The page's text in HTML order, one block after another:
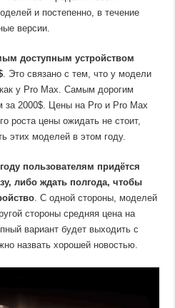
и постепенно, в течение
версии.
доступным устройством
. Это связано с тем, что у модели
у Pro Max. Самым дорогим
за 2000$. Цены на Pro и Pro Max
роста цены ожидать не стоит,
этих моделей в этом году.
пользователям придётся
либо ждать полгода, чтобы
. С одной стороны, моделей
стороны средняя цена на
вариант будет выходить с
назвать хорошей новостью.